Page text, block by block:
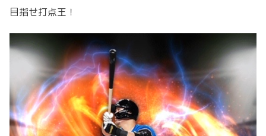
目指せ打点王！